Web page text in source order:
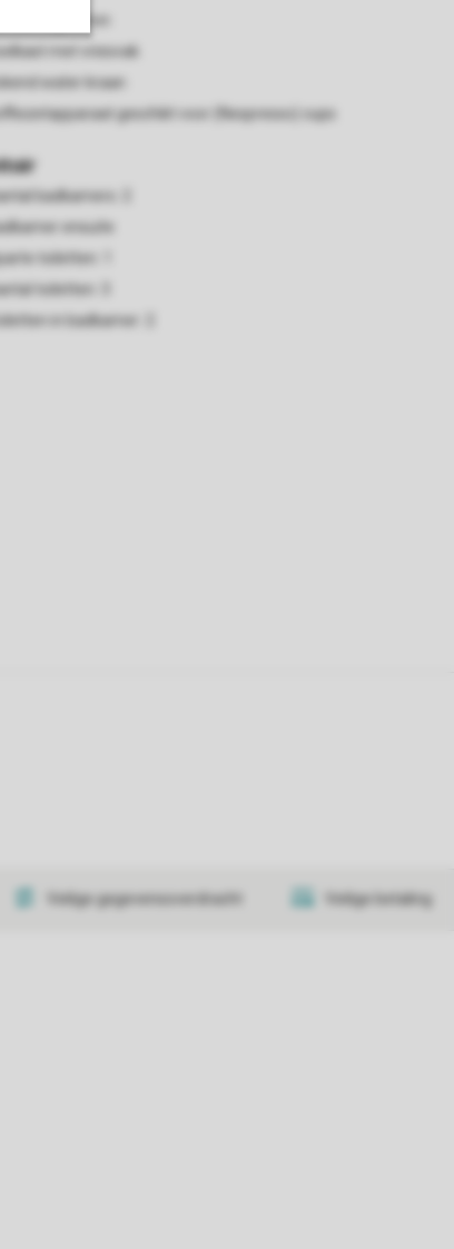
met vriesvak
water kraan
geschikt voor (Nespresso) cups
badkamers: 2
ensuite
toiletten: 1
toiletten: 3
in badkamer: 2
Veilige gegevensoverdracht Veilige betaling